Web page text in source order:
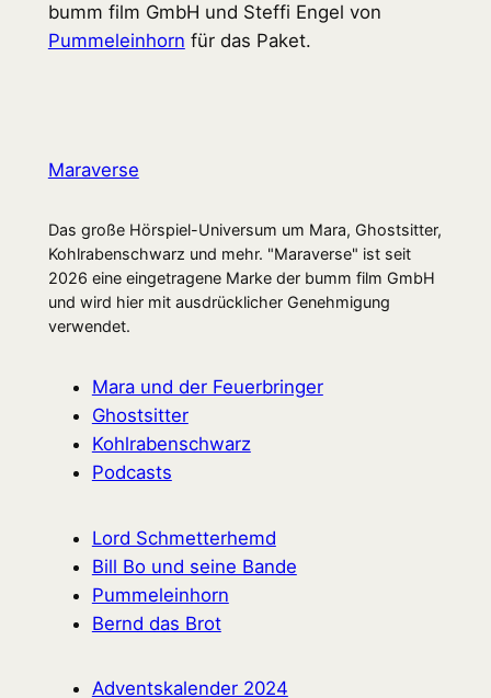
bumm film GmbH und Steffi Engel von
Pummeleinhorn für das Paket.
Maraverse
Das große Hörspiel-Universum um Mara, Ghostsitter,
Kohlrabenschwarz und mehr. "Maraverse" ist seit
2026 eine eingetragene Marke der bumm film GmbH
und wird hier mit ausdrücklicher Genehmigung
verwendet.
Mara und der Feuerbringer
Ghostsitter
Kohlrabenschwarz
Podcasts
Lord Schmetterhemd
Bill Bo und seine Bande
Pummeleinhorn
Bernd das Brot
Adventskalender 2024